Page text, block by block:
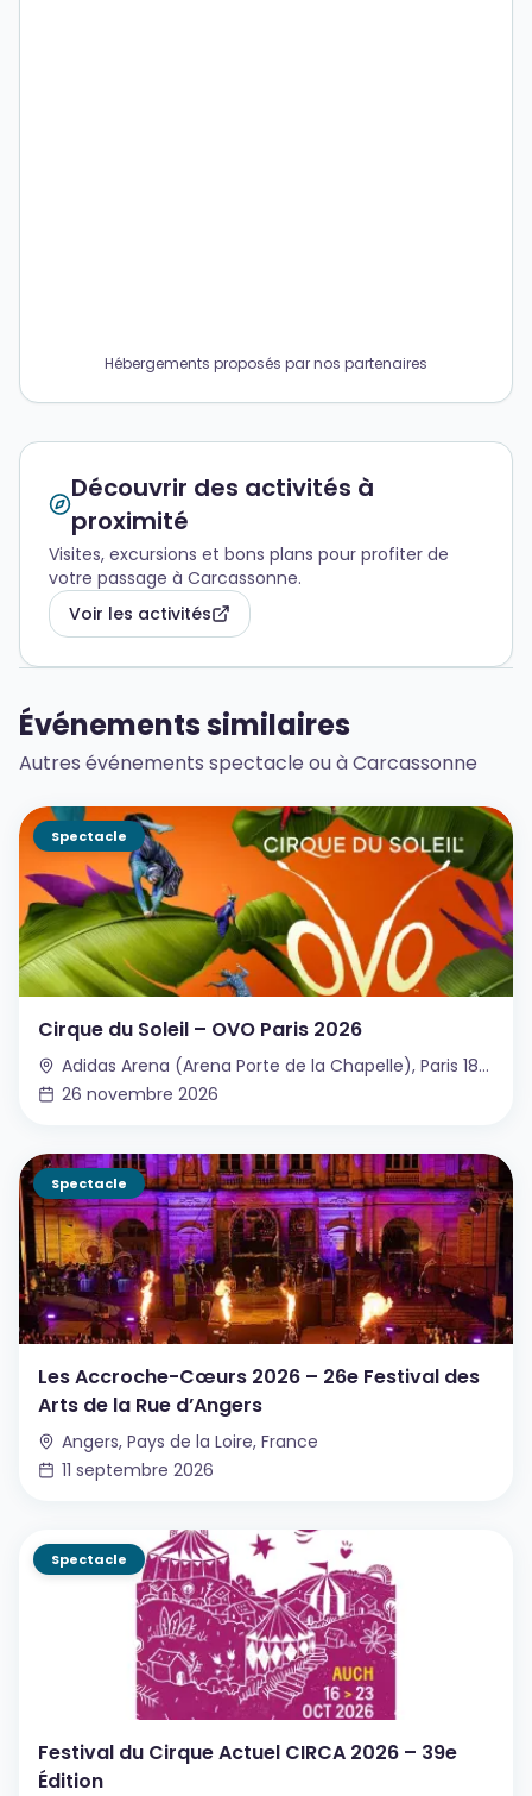
Hébergements proposés par nos partenaires
Découvrir des activités à
proximité
Visites, excursions et bons plans pour profiter de
votre passage à Carcassonne.
Voir les activités
Événements similaires
Autres événements spectacle ou à Carcassonne
Spectacle
Cirque du Soleil – OVO Paris 2026
Adidas Arena (Arena Porte de la Chapelle), Paris 18e, France
26 novembre 2026
Spectacle
Les Accroche-Cœurs 2026 – 26e Festival des
Arts de la Rue d’Angers
Angers, Pays de la Loire, France
11 septembre 2026
Spectacle
Festival du Cirque Actuel CIRCA 2026 – 39e
Édition